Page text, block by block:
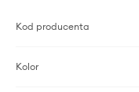
Kod producenta
Kolor